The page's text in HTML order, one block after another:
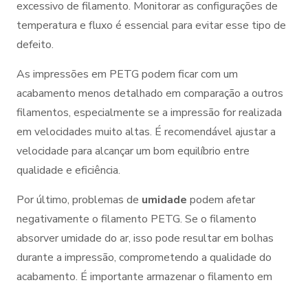
excessivo de filamento. Monitorar as configurações de
temperatura e fluxo é essencial para evitar esse tipo de
defeito.
As impressões em PETG podem ficar com um
acabamento menos detalhado em comparação a outros
filamentos, especialmente se a impressão for realizada
em velocidades muito altas. É recomendável ajustar a
velocidade para alcançar um bom equilíbrio entre
qualidade e eficiência.
Por último, problemas de umidade podem afetar
negativamente o filamento PETG. Se o filamento
absorver umidade do ar, isso pode resultar em bolhas
durante a impressão, comprometendo a qualidade do
acabamento. É importante armazenar o filamento em